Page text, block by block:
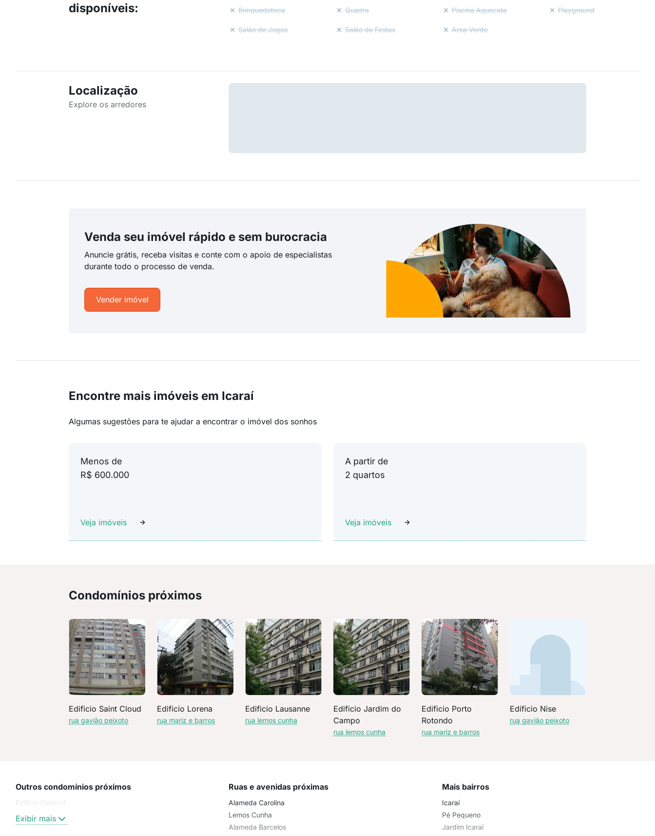
disponíveis: Brinquedoteca Quadra Piscina Aquecida Playground
Salão de Jogos Salão de Festas Área Verde
Localização
Explore os arredores
Venda seu imóvel rápido e sem burocracia
Anuncie grátis, receba visitas e conte com o apoio de especialistas
durante todo o processo de venda.
Vender imóvel
Encontre mais imóveis em Icaraí
Algumas sugestões para te ajudar a encontrar o imóvel dos sonhos
Menos de
R$ 600.000
Veja imóveis
A partir de
2 quartos
Veja imóveis
Condomínios próximos
Edificio Saint Cloud
rua gavião peixoto
Edificio Lorena
rua mariz e barros
Edificio Lausanne
rua lemos cunha
Edificio Jardim do
Campo
rua lemos cunha
Edificio Porto
Rotondo
rua mariz e barros
Edificio Nise
rua gavião peixoto
Outros condomínios próximos
Edificio Girassol
Exibir mais
Ruas e avenidas próximas
Alameda Carolina
Lemos Cunha
Alameda Barcelos
Mais bairros
Icaraí
Pé Pequeno
Jardim Icaraí